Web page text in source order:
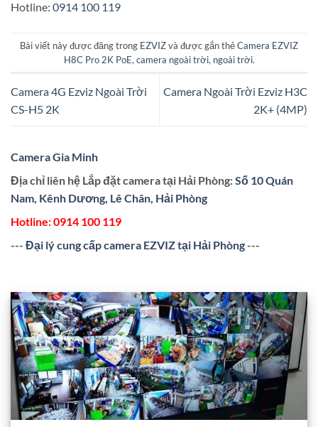
Hotline: 0914 100 119
Bài viết này được đăng trong EZVIZvà được gắn thẻCamera EZVIZ
H8C Pro 2K PoE, camera ngoài trời, ngoài trời.
Camera 4G Ezviz Ngoài Trời
CS-H5 2K
Camera Ngoài Trời Ezviz H3C
2K+ (4MP)
Camera Gia Minh
Địa chỉ liên hệ Lắp đặt camera tại Hải Phòng:Số 10 Quán
Nam, Kênh Dương, Lê Chân, Hải Phòng
Hotline:0914 100 119
--- Đại lý cung cấp camera EZVIZ tại Hải Phòng---